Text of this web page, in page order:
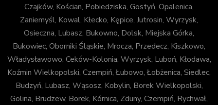
Czajków, Kościan, Pobiedziska, Gostyń, Opalenica,
Zaniemyśl, Kowal, Kłecko, Kępice, Jutrosin, Wyrzysk,
Osieczna, Lubasz, Bukowno, Dolsk, Miejska Górka,
Bukowiec, Oborniki Śląskie, Mrocza, Przedecz, Kiszkowo,
Władysławowo, Ceków-Kolonia, Wyrzysk, Luboń, Kłodawa,
Koźmin Wielkopolski, Czempiń, Łubowo, Łobżenica, Siedlec,
Budzyń, Lubasz, Wąsosz, Kobylin, Borek Wielkopolski,
Golina, Brudzew, Borek, Kórnica, Zduny, Czempiń, Rychwał,